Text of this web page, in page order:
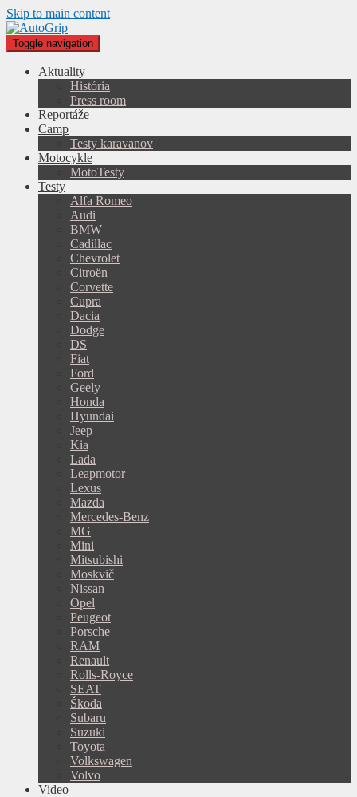
Skip to main content
Toggle navigation
Aktuality
História
Press room
Reportáže
Camp
Testy karavanov
Motocykle
MotoTesty
Testy
Alfa Romeo
Audi
BMW
Cadillac
Chevrolet
Citroën
Corvette
Cupra
Dacia
Dodge
DS
Fiat
Ford
Geely
Honda
Hyundai
Jeep
Kia
Lada
Leapmotor
Lexus
Mazda
Mercedes-Benz
MG
Mini
Mitsubishi
Moskvič
Nissan
Opel
Peugeot
Porsche
RAM
Renault
Rolls-Royce
SEAT
Škoda
Subaru
Suzuki
Toyota
Volkswagen
Volvo
Video